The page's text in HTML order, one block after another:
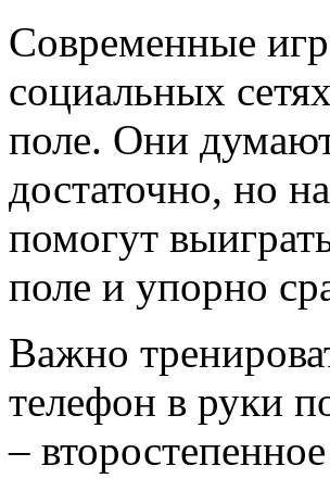
Современные
социальных
поле. Они
достаточно, но
помогут
поле и упорно
Важно
телефон в руки
–